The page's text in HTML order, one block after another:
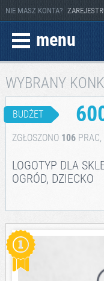
NIE MASZ KONTA?
menu
WYBRANY
BUDŻET
ZGŁOSZONO 106PRAC,
LOGOTYP DLA
OGRÓD, DZIECKO